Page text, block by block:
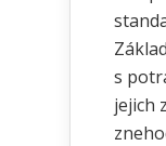
s
jejich